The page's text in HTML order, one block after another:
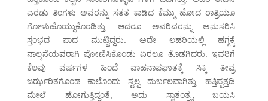
ಎರಡು ತಿಂಗಳು ಅವರನ್ನು ಸತತ ಕಾಡಿದ ಕೆಮ್ಮು ಹೋದ ರಾತ್ರಿಯೂ
ಗೋಳುಹೊಯ್ದುಕೊಂಡಿತ್ತು. ಆದರೂ ಅವರಿವರನ್ನು ಅನುಸರಿಸಿ
ಸ್ತಂಭದ ಪಾದ ಮುಟ್ಟಿದ್ದರು. ಅದೇ ಲಹರಿಯಲ್ಲಿ ಹಗ್ಗಕ್ಕೆ
ನಾಲ್ಕನೆಯವರಾಗಿ ಪೋಣಿಸಿಕೊಂಡು ಏರಲೂ ತೊಡಗಿದರು. ಇವರಿಗೆ
ಕೆಲವು ವರ್ಷಗಳ ಹಿಂದೆ ವಾಹನಾಪಘಾತಕ್ಕೆ ಸಿಕ್ಕಿ ತೀವ್ರ
ಜರ್ಝರಿತಗೊಂಡ ಕಾಲೊಂದು ಸ್ವಲ್ಪ ದುರ್ಬಲವಾಗಿತ್ತು. ಹತ್ತಿಪ್ಪತ್ತಡಿ
ಮೇಲೆ ಹೋಗುತ್ತಿದ್ದಂತೆ, ಅದು ಸ್ವಾತಂತ್ರ್ಯ ಬಯಸಿ